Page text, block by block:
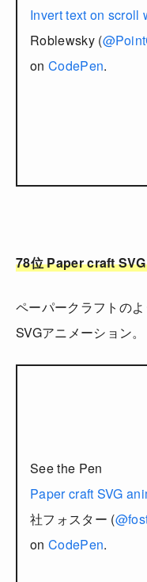
Invert text on scroll
Roblewsky (
on CodePen.
78位 Paper craft
ペーパークラフトの
SVGアニメーション。
See the Pen
Paper craft SVG
社フォスター (
on CodePen.